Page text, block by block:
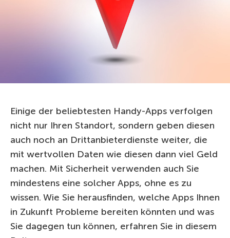
Einige der beliebtesten Handy-Apps verfolgen
nicht nur Ihren Standort, sondern geben diesen
auch noch an Drittanbieterdienste weiter, die
mit wertvollen Daten wie diesen dann viel Geld
machen. Mit Sicherheit verwenden auch Sie
mindestens eine solcher Apps, ohne es zu
wissen. Wie Sie herausfinden, welche Apps Ihnen
in Zukunft Probleme bereiten könnten und was
Sie dagegen tun können, erfahren Sie in diesem